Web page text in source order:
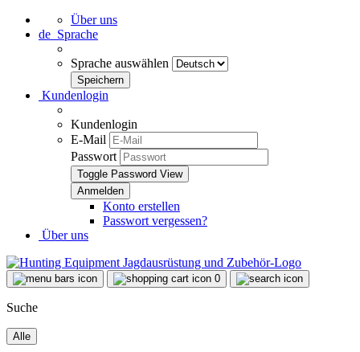
Über uns
de Sprache
Sprache auswählen
Kundenlogin
Kundenlogin
E-Mail
Passwort
Toggle Password View
Konto erstellen
Passwort vergessen?
Über uns
0
Suche
Alle